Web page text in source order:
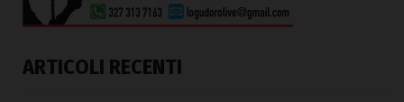
ARTICOLI RECENTI